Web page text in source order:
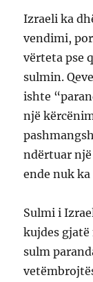
Izraeli ka
vendimi,
vërteta pse
sulmin.
ishte
një
ndërtuar
ende nuk
Sulmi i
kujdes
sulm